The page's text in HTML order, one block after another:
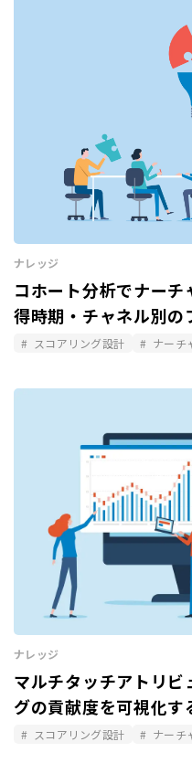
ナレッジ
コホート分析でナー
得時期・チャネル別
を比較する
スコアリング設計 ナーチ
ナレッジ
マルチタッチアトリ
グの貢献度を可視化
チポイントが商談化
スコアリング設計 ナーチ